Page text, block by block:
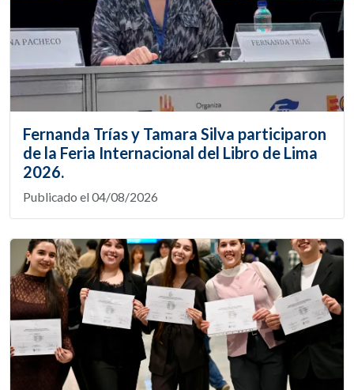
Fernanda Trías y Tamara Silva participaron
de la Feria Internacional del Libro de Lima
2026.
Publicado el 04/08/2026